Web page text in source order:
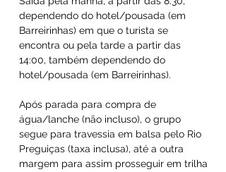
dependendo do hotel/pousada (em
Barreirinhas) em que o turista se
encontra ou pela tarde a partir das
14:00, também dependendo do
hotel/pousada (em Barreirinhas).
Após parada para compra de
água/lanche (não incluso), o grupo
segue para travessia em balsa pelo Rio
Preguiças (taxa inclusa), até a outra
margem para assim prosseguir em trilha